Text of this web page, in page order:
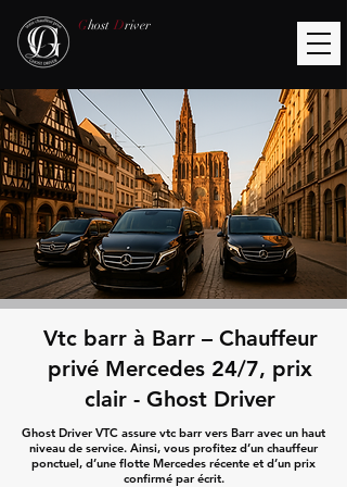
Ghost Driver
Vtc barr à Barr – Chauffeur
privé Mercedes 24/7, prix
clair - Ghost Driver
Ghost Driver VTC assure vtc barr vers Barr avec un haut
niveau de service. Ainsi, vous profitez d’un chauffeur
ponctuel, d’une flotte Mercedes récente et d’un prix
confirmé par écrit.